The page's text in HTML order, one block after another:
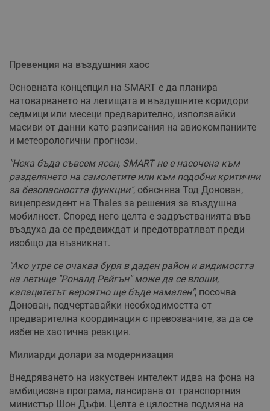
Превенция на въздушния хаос
Основната концепция на SMART е да планира
натоварването на летищата и въздушните коридори
седмици или месеци предварително, използвайки
масиви от данни като разписания на авиокомпаниите
и метеорологични прогнози.
"Нека бъда съвсем ясен, SMART не е насочена към
разделянето на самолетите или към подобни критични
за безопасността функции", обяснява Тод Донован,
вицепрезидент на Thales за решения за въздушна
мобилност. Според него целта е задръстванията във
въздуха да се предвиждат и предотвратяват преди
изобщо да възникнат.
"Ако утре се очаква буря в даден район и видимостта
на летище "Роналд Рейгън" може да се влоши,
капацитетът вероятно ще бъде намален", посочва
Донован, подчертавайки необходимостта от
предварителна координация с превозвачите, за да се
избегне хаотична реакция.
Милиарди долари за модернизация
Внедряването на изкуствен интелект идва на фона на
амбициозна програма, лансирана от транспортния
министър Шон Дъфи. Целта е цялостна подмяна на